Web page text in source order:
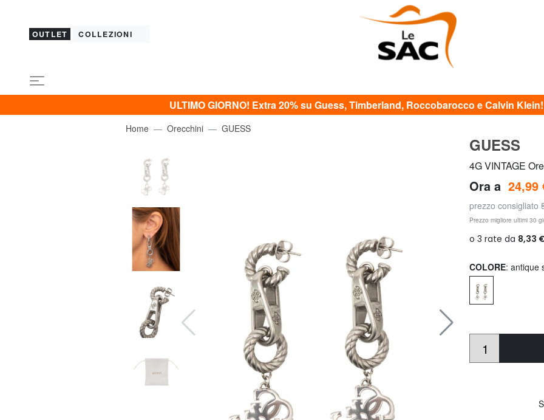
OUTLET COLLEZIONI
ULTIMO GIORNO! Extra 20% su Guess, Timberland, Roccobarocco e Calvin
Home Orecchini GUESS
GUESS
4G VINTAGE
Ora a 24,99
prezzo consigliato
Prezzo migliore ultimi 30
COLORE: antique